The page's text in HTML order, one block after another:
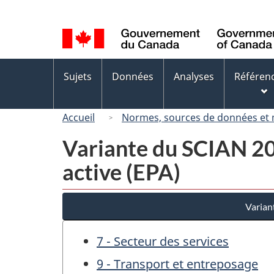
de
la
langue
des
Sujets Données Analyses
Accueil Normes, sources de données et
Variante du SCIAN
active (EPA)
7 - Secteur des services
9 - Transport et entreposage